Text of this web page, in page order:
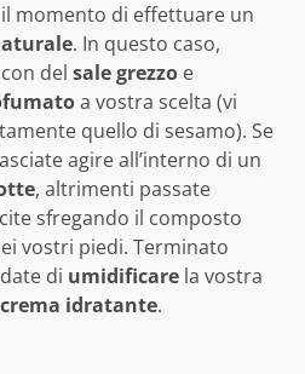
momento di effettuare un
. In questo caso,
del salegrezzo e
a vostra scelta (vi
quello di sesamo). Se
agire all’interno di un
, altrimenti passate
sfregando il composto
vostri piedi. Terminato
di umidificare la vostra
crema idratante.